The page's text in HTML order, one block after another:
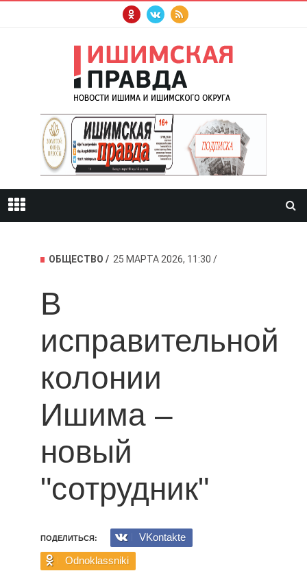
ОБЩЕСТВО 25 МАРТА 2026, 11:30
В
исправительной
колонии
Ишима –
новый
"сотрудник"
ПОДЕЛИТЬСЯ:
VKontakte
Odnoklassniki